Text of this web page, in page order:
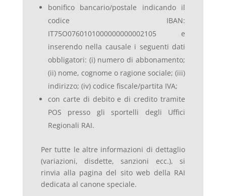
bonifico bancario/postale indicando il
codice IBAN:
IT75O0760101000000000002105 e
inserendo nella causale i seguenti dati
obbligatori: (i) numero di abbonamento;
(ii) nome, cognome o ragione sociale; (iii)
indirizzo; (iv) codice fiscale/partita IVA;
con carte di debito e di credito tramite
POS presso gli sportelli degli Uffici
Regionali RAI.
Per tutte le altre informazioni di dettaglio
(variazioni, disdette, sanzioni ecc.), si
rinvia alla pagina del sito web della RAI
dedicata al canone speciale.